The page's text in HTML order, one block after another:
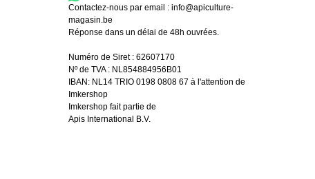
Contactez-nous par email : info@apiculture-
magasin.be
Réponse dans un délai de 48h ouvrées.
Numéro de Siret : 62607170
Nº de TVA : NL854884956B01
IBAN: NL14 TRIO 0198 0808 67 à l'attention de
Imkershop
Imkershop fait partie de
Apis International B.V.